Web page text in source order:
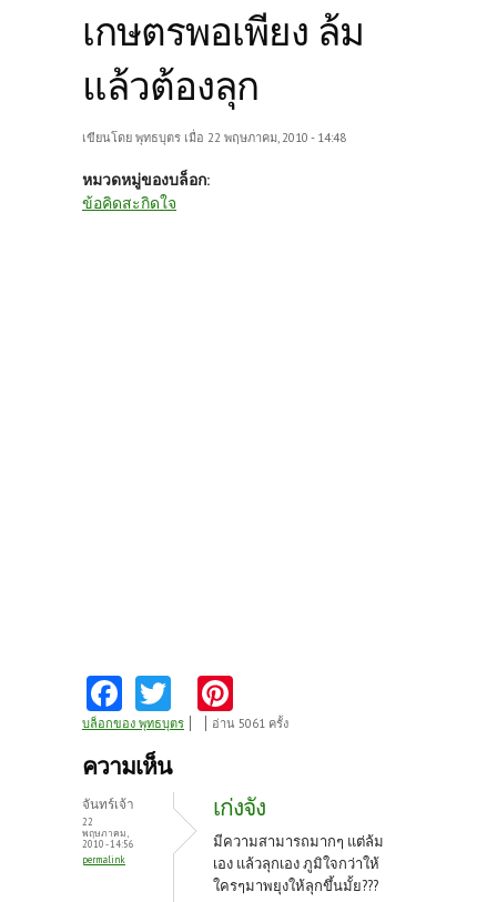
เกษตรพอเพียง ล้ม
แล้วต้องลุก
เขียนโดย พุทธบุตร เมื่อ 22 พฤษภาคม, 2010 - 14:48
หมวดหมู่ของบล็อก:
ข้อคิดสะกิดใจ
Fa
ce
b
o
o
k
w
itt
er
nt
es
t
บล็อกของ พุทธบุตร อ่าน 5061 ครั้ง
ความเห็น
จันทร์เจ้า
22
พฤษภาคม,
2010 - 14:56
permalink
เก่งจัง
มีความสามารถมากๆ แต่ล้ม
เอง แล้วลุกเอง ภูมิใจกว่าให้
ใครๆมาพยุงให้ลุกขึ้นมั้ย???